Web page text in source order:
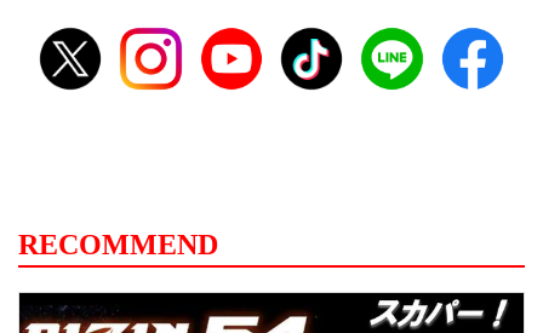
RECOMMEND